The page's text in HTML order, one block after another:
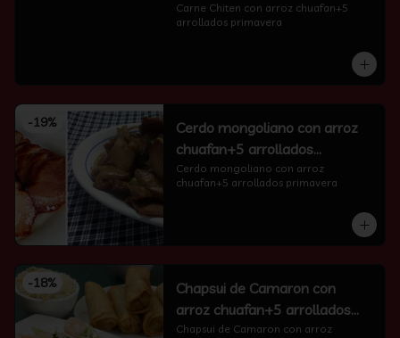
primavera
Carne Chiten con arroz chuafan+5
arrollados primavera
-19%
Cerdo mongoliano con arroz
chuafan+5 arrollados
primavera
Cerdo mongoliano con arroz
chuafan+5 arrollados primavera
-18%
Chapsui de Camaron con
arroz chuafan+5 arrollados
primavera
Chapsui de Camaron con arroz